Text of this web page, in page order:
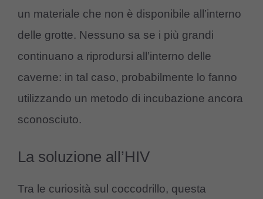
un materiale che non è disponibile all’interno
delle grotte. Nessuno sa se i più grandi
continuano a riprodursi all’interno delle
caverne: in tal caso, probabilmente lo fanno
utilizzando un metodo di incubazione ancora
sconosciuto.
La soluzione all’HIV
Tra le curiosità sul coccodrillo, questa